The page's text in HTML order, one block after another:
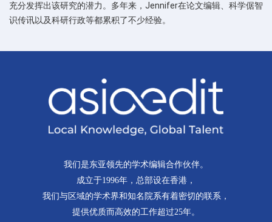
充分发挥出该研究的潜力。多年来，Jennifer在论文编辑、科学倨智
识传讯以及科研行政等都累积了不少经验。
我们是东亚领先的学术编辑合作伙伴。
成立于1996年，总部设在香港，
我们与区域的学术界和知名院系有着密切的联系，
提供优质而高效的工作超过25年。